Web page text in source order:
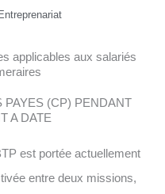
applicables aux salariés
PAYES (CP) PENDANT
A DATE
est portée actuellement
entre deux missions,